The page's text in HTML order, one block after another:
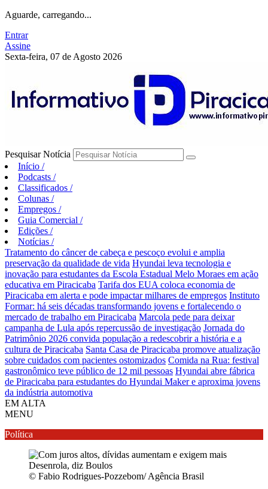
Aguarde, carregando...
Entrar
Assine
Sexta-feira, 07 de Agosto 2026
Pesquisar Notícia
Início /
Podcasts /
Classificados /
Colunas /
Empregos /
Guia Comercial /
Edições /
Notícias /
Tratamento do câncer de cabeça e pescoço evolui e amplia
preservação da qualidade de vida Hyundai leva tecnologia e
inovação para estudantes da Escola Estadual Melo Moraes em ação
educativa em Piracicaba Tarifa dos EUA coloca economia de
Piracicaba em alerta e pode impactar milhares de empregos Instituto
Formar: há seis décadas transformando jovens e fortalecendo o
mercado de trabalho em Piracicaba Marcola pede para deixar
campanha de Lula após repercussão de investigação Jornada do
Patrimônio 2026 convida população a redescobrir a história e a
cultura de Piracicaba Santa Casa de Piracicaba promove atualização
sobre cuidados com pacientes ostomizados Comida na Rua: festival
gastronômico teve público de 12 mil pessoas Hyundai abre fábrica
de Piracicaba para estudantes do Hyundai Maker e aproxima jovens
da indústria automotiva
EM ALTA
MENU
Política
© Fabio Rodrigues-Pozzebom/ Agência Brasil